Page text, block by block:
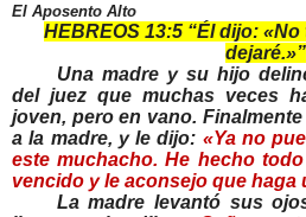
El Aposento Alto
HEBREOS 13:5 “Él dijo:
dejaré.»”
Una madre y su hijo
del juez que muchas veces
joven, pero en vano.
a la madre, y le dijo: «Ya no
este muchacho. He hecho
vencido y le aconsejo que haga
La madre levantó sus